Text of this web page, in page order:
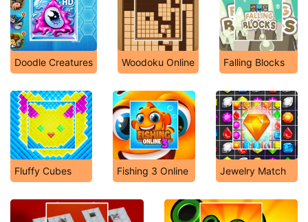
Doodle Creatures Woodoku Online Falling Blocks
Fluffy Cubes Fishing 3 Online Jewelry Match